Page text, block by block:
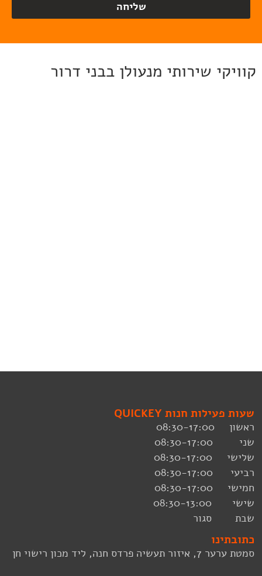
שליחה
קוויקי שירותי מנעולן בבני דרור
שעות פעילות חנות QUICKEY
ראשון 08:30-17:00
שני 08:30-17:00
שלישי 08:30-17:00
רביעי 08:30-17:00
חמישי 08:30-17:00
שישי 08:30-13:00
שבת סגור
כתובתינו
סמטת ערער 7, איזור תעשיה פרדס חנה, ליד מכון רישוי חן